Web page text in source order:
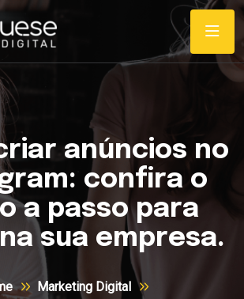
anúncios no
confira o
a passo para
sua empresa.
Marketing Digital